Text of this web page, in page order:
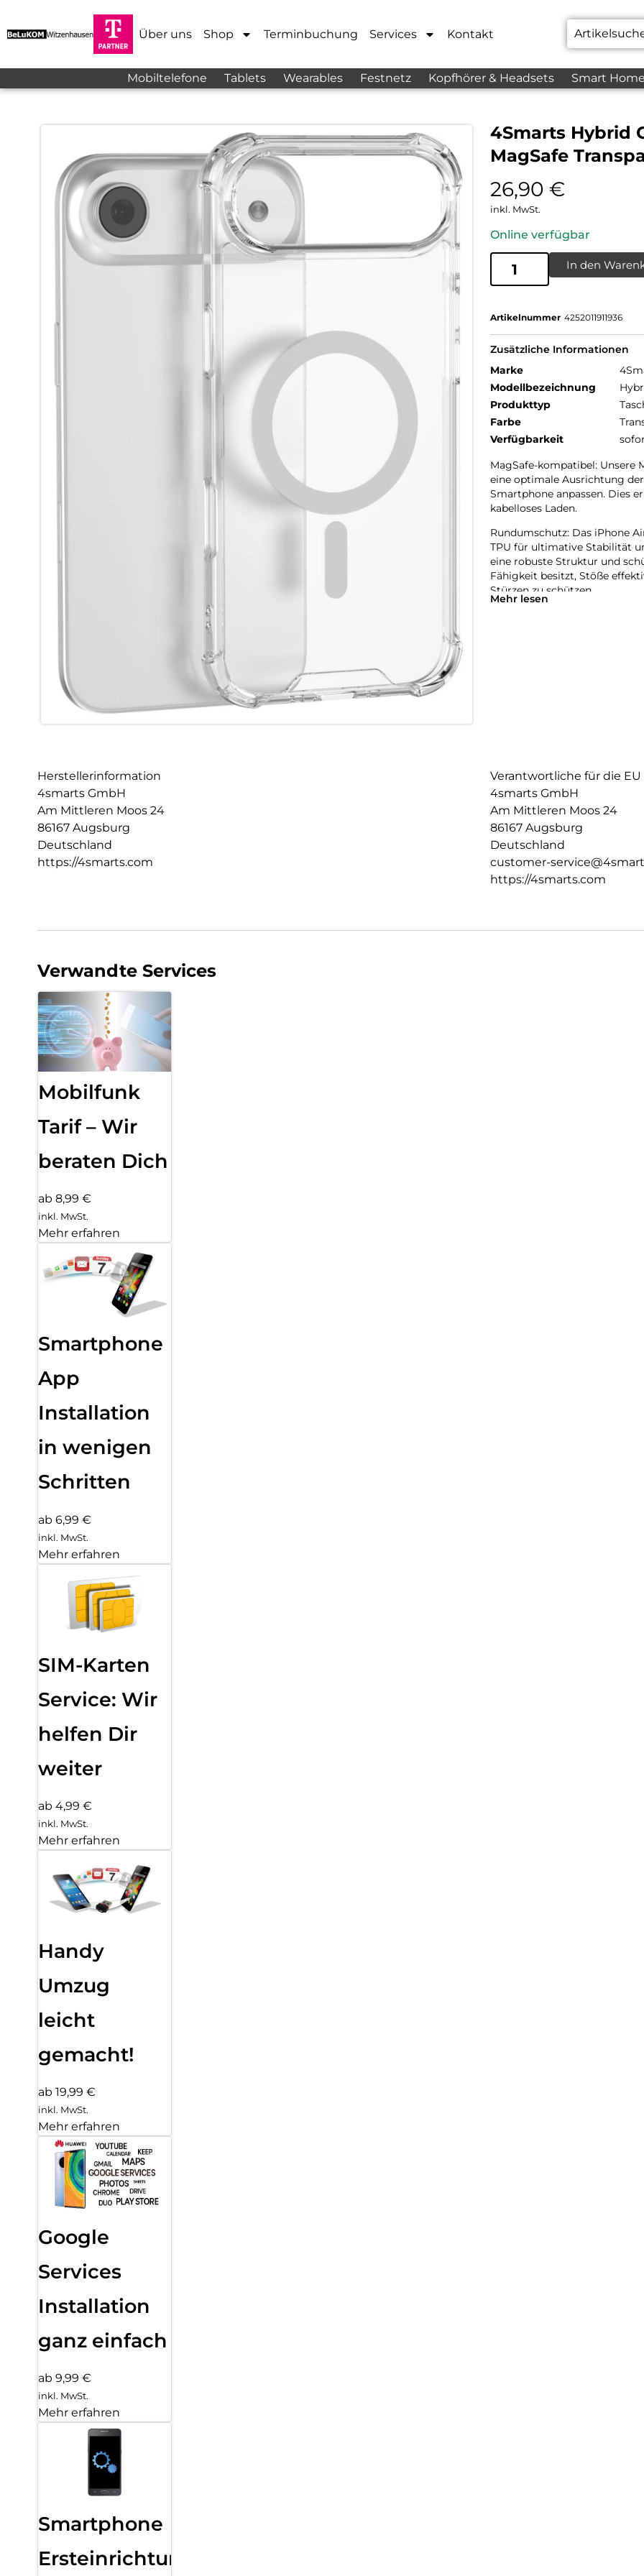
Über uns Shop Terminbuchung Services Kontakt
Mobiltelefone Tablets Wearables Festnetz Kopfhörer & Headsets Smart Home
4Smarts Hybrid
MagSafe
26,90 €
inkl. MwSt.
Online verfügbar
In den
Artikelnummer 4252011911936
Zusätzliche Informationen
Marke
Modellbezeichnung
Produkttyp
Farbe
Verfügbarkeit
MagSafe-kompatibel: Unsere
eine optimale Ausrichtung
Smartphone anpassen. Dies
kabelloses Laden.
Rundumschutz: Das iPhone
TPU für ultimative Stabilität
eine robuste Struktur und
Fähigkeit besitzt, Stöße
Stürzen zu schützen.
Transparente Eleganz:
Mehr lesen
Herstellerinformation
4smarts GmbH
Am Mittleren Moos 24
86167 Augsburg
Deutschland
https://4smarts.com
Verantwortliche für die EU
4smarts GmbH
Am Mittleren Moos 24
86167 Augsburg
Deutschland
customer-
https://4smarts.com
Verwandte Services
Mobilfunk
Tarif – Wir
beraten Dich
ab 8,99 €
inkl. MwSt.
Mehr erfahren
Smartphone
App
Installation
in wenigen
Schritten
ab 6,99 €
inkl. MwSt.
Mehr erfahren
SIM-Karten
Service: Wir
helfen Dir
weiter
ab 4,99 €
inkl. MwSt.
Mehr erfahren
Handy
Umzug
leicht
gemacht!
ab 19,99 €
inkl. MwSt.
Mehr erfahren
Google
Services
Installation
ganz einfach
ab 9,99 €
inkl. MwSt.
Mehr erfahren
Smartphone
Ersteinrichtung